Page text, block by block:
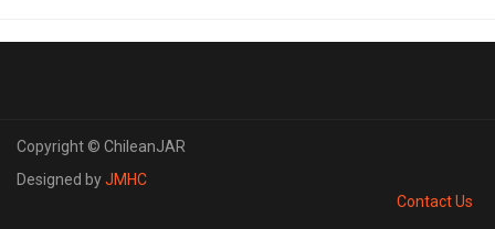
Copyright © ChileanJAR
Designed byJMHC
Contact Us